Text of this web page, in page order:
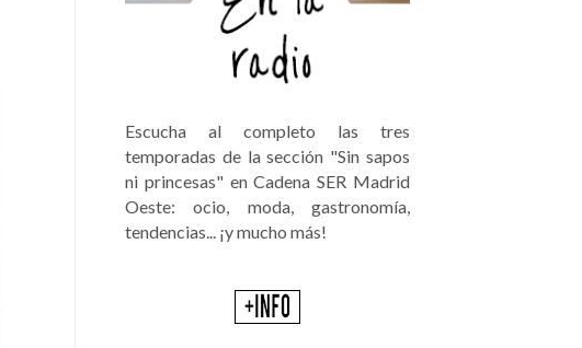
Escucha al completo las tres
temporadas de la sección "Sin sapos
ni princesas" en Cadena SER Madrid
Oeste: ocio, moda, gastronomía,
tendencias... ¡y mucho más!